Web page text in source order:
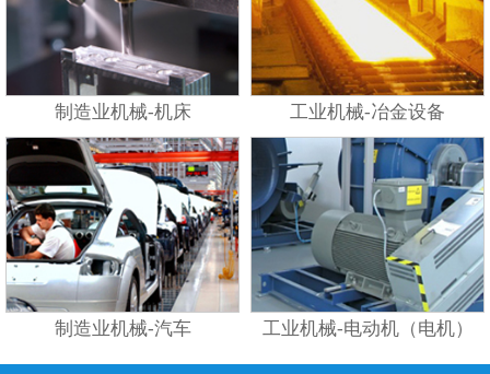
制造业机械-机床 工业机械-冶金设备
制造业机械-汽车 工业机械-电动机（电机）